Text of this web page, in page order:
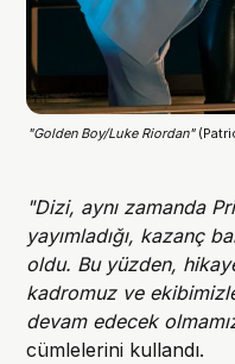
"Golden Boy/Luke Riordan"
"Dizi, aynı zamanda
yayımladığı, kazanç
oldu. Bu yüzden,
kadromuz ve
devam edecek
cümlelerini kullandı.